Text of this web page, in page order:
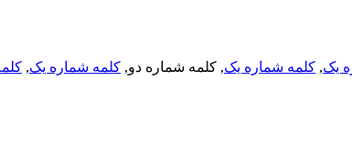
یک, کلمه شماره یک, کلمه شماره دو, کلمه شماره یک,